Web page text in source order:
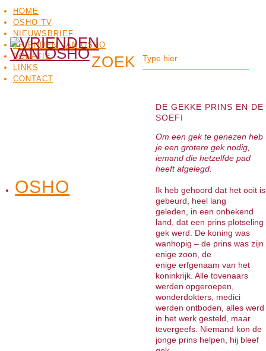
HOME
OSHO TV
NIEUWSBRIEF
VRIENDEN VAN OSHO
DONATIE
LINKS
CONTACT
OSHOOSHO MEDITATIE
DE GEKKE PRINS EN DE
SOEFI
Om een gek te genezen heb
je een grotere gek nodig,
iemand die hetzelfde pad
heeft afgelegd.
Ik heb gehoord dat het ooit is
gebeurd, heel lang
geleden, in een onbekend
land, dat een prins plotseling
gek werd. De koning was
wanhopig – de prins was zijn
enige zoon, de
enige erfgenaam van het
koninkrijk. Alle tovenaars
werden opgeroepen,
wonderdokters, medici
werden ontboden, alles werd
in het werk gesteld, maar
tevergeefs. Niemand kon de
jonge prins helpen, hij bleef